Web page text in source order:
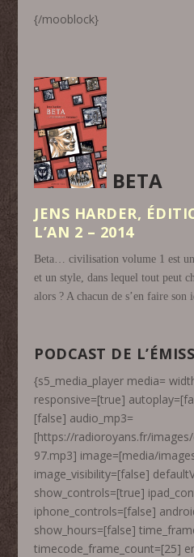
{/mooblock}
BETA
JENS HARDER,
L’AN 2 – 2014
Beta… civilisation volume 1 est
et un style, dans lequel tout peut
alors ? A chacun de s’en faire son
PODCAST DE
{s5_media_player media=
responsive=[true]
[false] audio_mp3=
[https://radioroyans.fr/
97.mp3] image=[media/
image_visibility=[false]
show_controls=[true]
iphone_controls=[false]
show_hours=[false]
timecode_frame_count=[25]